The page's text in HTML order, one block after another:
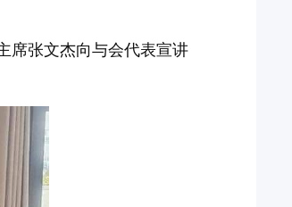
席张文杰向与会代表宣讲